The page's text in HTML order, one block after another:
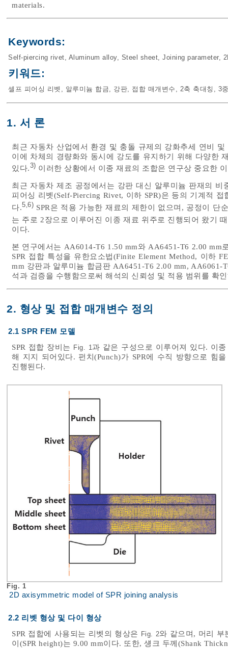
materials.
Keywords:
Self-piercing rivet, Aluminum alloy, Steel sheet, Joining parameter,
키워드:
셀프 피어싱 리벳 , 알루미늄 합금, 강판, 접합 매개변수 , 2축 축대칭 , 3
1. 서 론
최근 자동차 산업에서 환경 및 충돌 규제의 강화추세 연비
이에 차체의 경량화와 동시에 강도를 유지하기 위해 다양한
있다.3) 이러한 상황에서 이종 재료의 조합은 연구상 중요한
최근 자동차 제조 공정에서는 강판 대신 알루미늄 판재의
피어싱 리벳(Self-Piercing Rivet, 이하 SPR)은 등의 기계적
다.5 6) SPR은 적용 가능한 재료의 제한이 없으며, 공정이 단
는 주로 2장으로 이루어진 이종 재료 위주로 진행되어 왔기
이다.
본 연구에서는 AA6014-T6 1.50 mm와 AA6451-T6 2.00 mm
SPR 접합 특성을 유한요소법(Finite Element Method, 이하
mm 강판과 알루미늄 합금판 AA6451-T6 2.00 mm,
석과 검증을 수행함으로써 해석의 신뢰성 및 적용 범위를 확
2. 형상 및 접합 매개변수 정의
2.1 SPR FEM 모델
SPR 접합 장비는 Fig. 1과 같은 구성으로 이루어져 있다. 이
해 지지 되어있다. 펀치(Punch)가 SPR에 수직 방향으로 힘
진행된다.
Fig. 1
2D axisymmetric model of SPR joining analysis
2.2 리벳 형상 및 다이 형상
SPR 접합에 사용되는 리벳의 형상은 Fig. 2와 같으며, 머리 부
이(SPR height)는 9.00 mm이다. 또한, 섕크 두께(Shank